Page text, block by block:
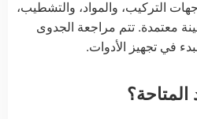
التركيب، والمواد، والتشطيب،
معتمدة. تتم مراجعة الجدوى
في تجهيز الأدوات.